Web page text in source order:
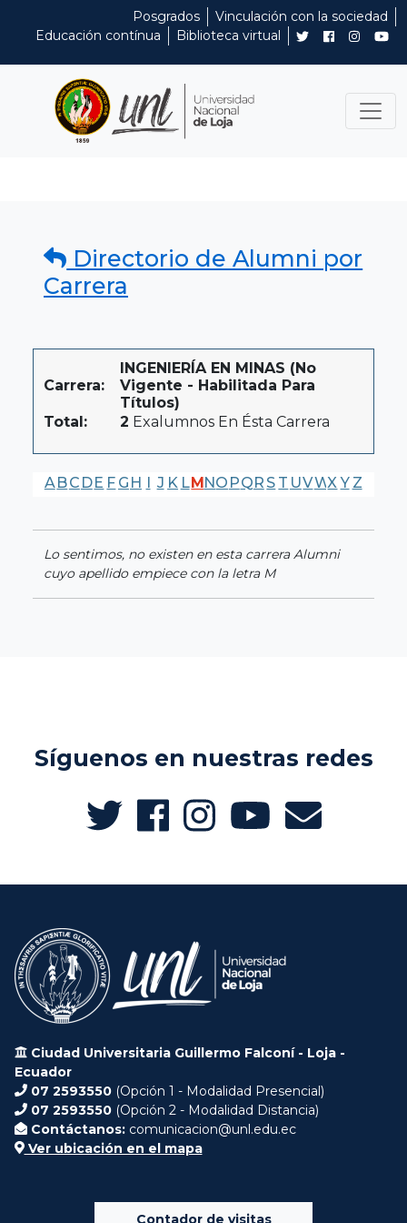
Posgrados
Vinculación con la sociedad
Educación contínua
Biblioteca virtual
Directorio de Alumni por
Carrera
Carrera:
INGENIERÍA EN MINAS (No
Vigente - Habilitada Para
Títulos)
Total:
2 Exalumnos En Ésta Carrera
A BC DE F G H I J K LMNO PQR S T UVWX Y Z
Lo sentimos, no existen en esta carrera Alumni
cuyo apellido empiece con la letra M
Síguenos en nuestras redes
Ciudad Universitaria Guillermo Falconí - Loja -
Ecuador
07 2593550 (Opción 1 - Modalidad Presencial)
07 2593550 (Opción 2 - Modalidad Distancia)
Contáctanos: comunicacion@unl.edu.ec
Ver ubicación en el mapa
Contador de visitas